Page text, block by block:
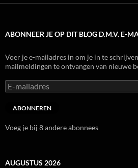
ABONNEER JE OP DIT BLOG D.M.V. E-
Voer je e-mailadres in om je in te
mailmeldingen te ontvangen van nieuwe
E-
mailadres
ABONNEREN
Voeg je bij 8 andere abonnees
AUGUSTUS 2026